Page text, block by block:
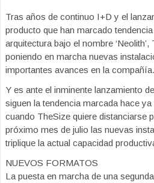
Tras años de continuo I+D y el
producto que han marcado
arquitectura bajo el nombre
poniendo en marcha nuevas
importantes avances en la compañía.
Y es ante el inminente lanzamiento
siguen la tendencia marcada hace ya
cuando TheSize quiere distanciarse
próximo mes de julio las nuevas
triplique la actual capacidad
NUEVOS FORMATOS
La puesta en marcha de una